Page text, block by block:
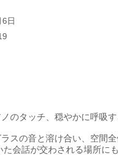
日
のタッチ、穏やかに呼吸す
スの音と溶け合い、空間
た会話が交わされる場所に